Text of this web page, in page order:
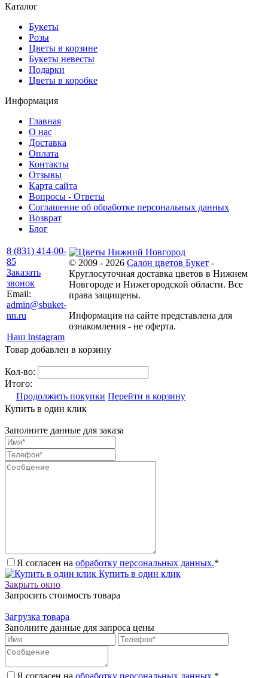
Каталог
Букеты
Розы
Цветы в корзине
Букеты невесты
Подарки
Цветы в коробке
Информация
Главная
О нас
Доставка
Оплата
Контакты
Отзывы
Карта сайта
Вопросы - Ответы
Соглашение об обработке персональных данных
Возврат
Блог
8 (831) 414-00-
85
Заказать
звонок
Email:
admin@sbuket-
nn.ru
Наш Instagram
© 2009 - 2026 Салон цветов Букет -
Круглосуточная доставка цветов в Нижнем
Новгороде и Нижегородской области. Все
права защищены.
Информация на сайте представлена для
ознакомления - не оферта.
Товар добавлен в корзину
Кол-во:
Итого:
Продолжить покупки Перейти в корзину
Купить в один клик
Заполните данные для заказа
Я согласен на обработку персональных данных.*
Купить в один клик
Закрыть окно
Запросить стоимость товара
Загрузка товара
Заполните данные для запроса цены
Я согласен на обработку персональных данных. *